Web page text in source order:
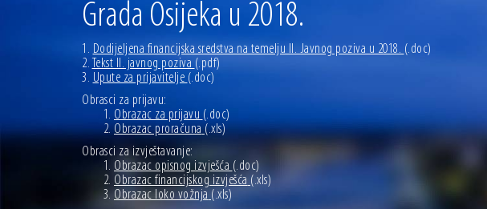
Grada Osijeka u 2018.
1. Dodijeljena financijska sredstva na temelju II. Javnog poziva u 2018. (.doc)
2.Tekst II. javnog poziva (.pdf)
3. Upute za prijavitelje (.doc)
Obrasci za prijavu:
Obrazac za prijavu (.doc)
Obrazac proračuna(.xls)
Obrasci za izvještavanje:
Obrazac opisnog izvješća (.doc)
Obrazac financijskog izvješća (.xls)
Obrazac loko vožnja (.xls)